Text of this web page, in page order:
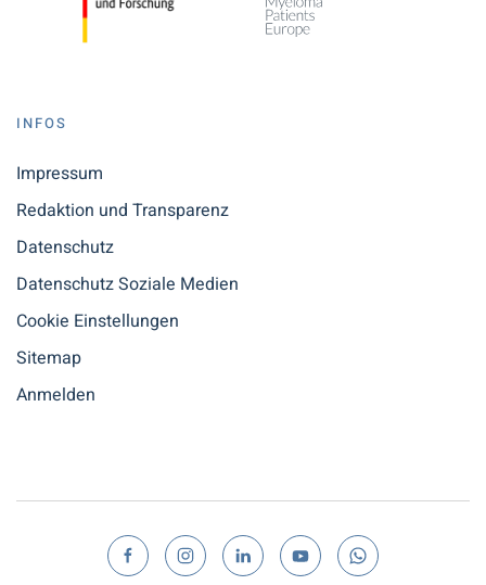
INFOS
Impressum
Redaktion und Transparenz
Datenschutz
Datenschutz Soziale Medien
Cookie Einstellungen
Sitemap
Anmelden